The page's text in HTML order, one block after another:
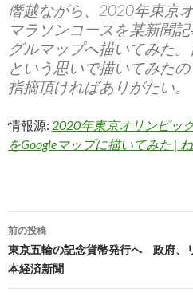
僭越ながら、2020年東京
マラソンコースを某新聞
グルマップへ描いてみた
という思いで描いてみた
指摘頂ければありがたい。
情報源: 2020年東京オリンピッ
をGoogleマップに描いてみた |
投
稿
前の投稿
東京五輪の記念貨幣発行へ 政府
本経済新聞